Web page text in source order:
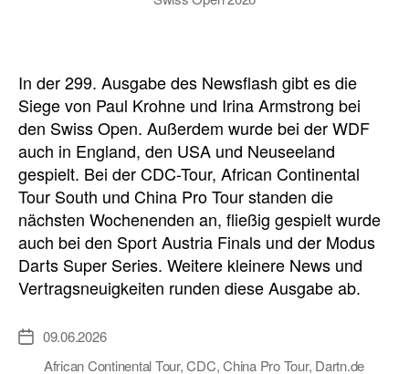
In der 299. Ausgabe des Newsflash gibt es die
Siege von Paul Krohne und Irina Armstrong bei
den Swiss Open. Außerdem wurde bei der WDF
auch in England, den USA und Neuseeland
gespielt. Bei der CDC-Tour, African Continental
Tour South und China Pro Tour standen die
nächsten Wochenenden an, fließig gespielt wurde
auch bei den Sport Austria Finals und der Modus
Darts Super Series. Weitere kleinere News und
Vertragsneuigkeiten runden diese Ausgabe ab.
Veröffentlichungsdatum
09.06.2026
African Continental Tour,CDC,China Pro Tour, Dartn.de